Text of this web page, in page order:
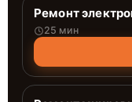
Ремонт
25 мин